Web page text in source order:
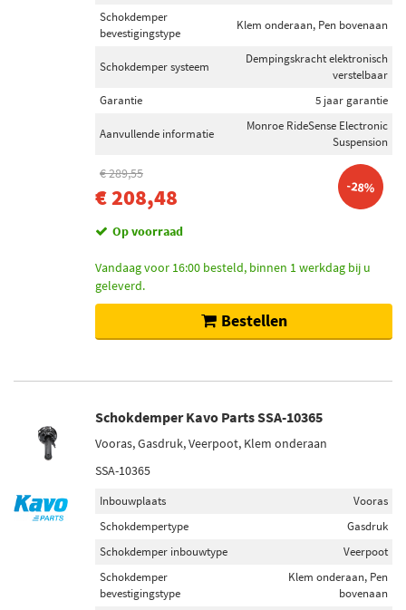
Schokdemper
bevestigingstype
Klem onderaan, Pen bovenaan
Schokdemper systeem
Dempingskracht elektronisch
verstelbaar
Garantie
5 jaar garantie
Aanvullende informatie
Monroe RideSense Electronic
Suspension
€ 289,55
€ 208,48 -28%
Op voorraad
Vandaag voor 16:00 besteld, binnen 1 werkdag bij u
geleverd.
Bestellen
Schokdemper Kavo Parts SSA-10365
Vooras, Gasdruk, Veerpoot, Klem onderaan
SSA-10365
Inbouwplaats
Vooras
Schokdempertype
Gasdruk
Schokdemper inbouwtype
Veerpoot
Schokdemper
bevestigingstype
Klem onderaan, Pen
bovenaan